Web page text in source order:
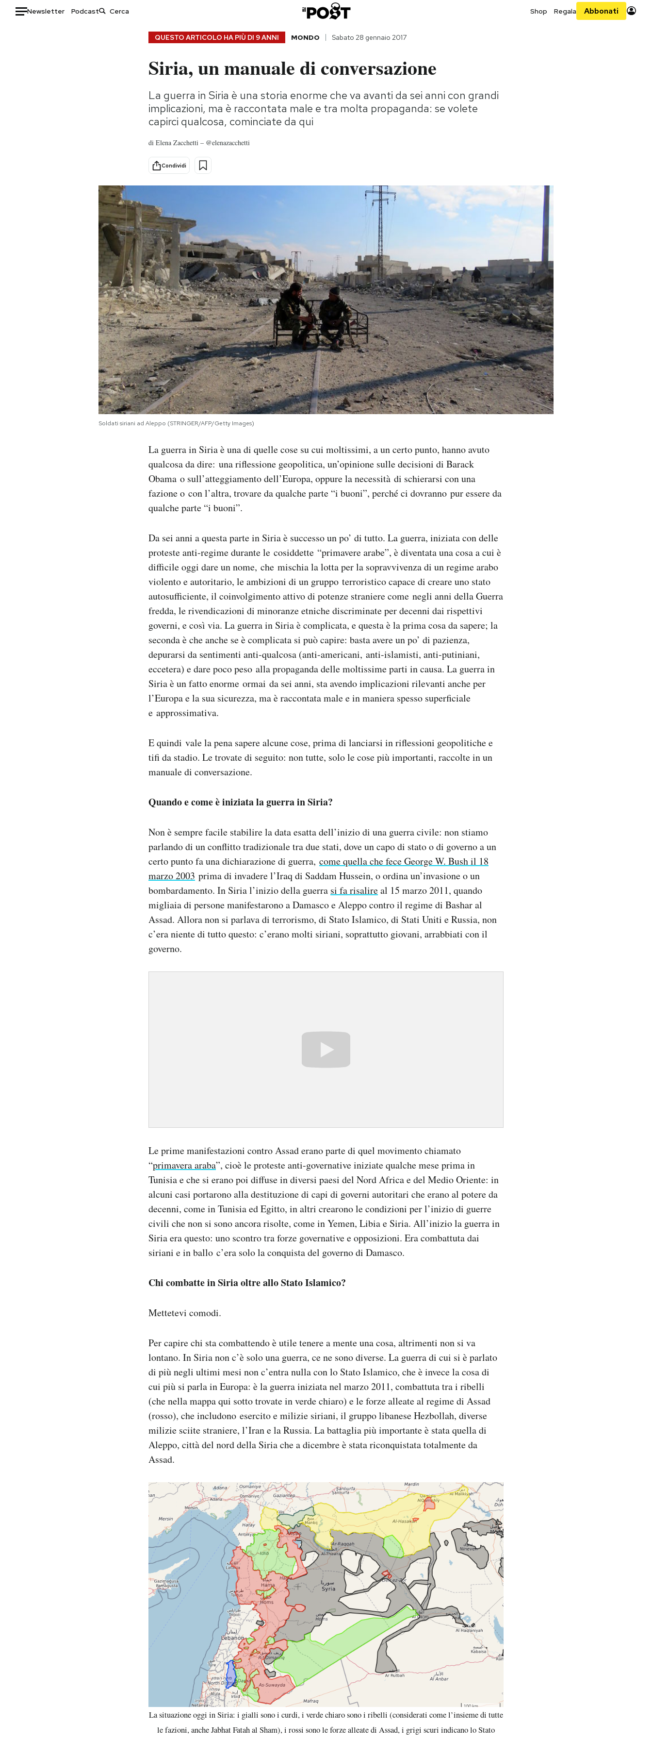
Newsletter Podcast Shop Regala Abbonati
Consumismi
Storie/Idee
Mondiali calcio 2026
AREA PERSONALE
QUESTO ARTICOLO HA PIÙ DI 9 ANNI MONDO Sabato 28 gennaio 2017
Siria, un manuale di conversazione
La guerra in Siria è una storia enorme che va avanti da sei anni con grandi
implicazioni, ma è raccontata male e tra molta propaganda: se volete
capirci qualcosa, cominciate da qui
di Elena Zacchetti – @elenazacchetti
Condividi
Soldati siriani ad Aleppo (STRINGER/AFP/Getty Images)
La guerra in Siria è una di quelle cose su cui moltissimi, a un certo punto, hanno avuto
qualcosa da dire: una riflessione geopolitica, un’opinione sulle decisioni di Barack
Obama o sull’atteggiamento dell’Europa, oppure la necessità di schierarsi con una
fazione o con l’altra, trovare da qualche parte “i buoni”, perché ci dovranno pur essere da
qualche parte “i buoni”.
Da sei anni a questa parte in Siria è successo un po’ di tutto. La guerra, iniziata con delle
proteste anti-regime durante le cosiddette “primavere arabe”, è diventata una cosa a cui è
difficile oggi dare un nome, che mischia la lotta per la sopravvivenza di un regime arabo
violento e autoritario, le ambizioni di un gruppo terroristico capace di creare uno stato
autosufficiente, il coinvolgimento attivo di potenze straniere come negli anni della Guerra
fredda, le rivendicazioni di minoranze etniche discriminate per decenni dai rispettivi
governi, e così via. La guerra in Siria è complicata, e questa è la prima cosa da sapere; la
seconda è che anche se è complicata si può capire: basta avere un po’ di pazienza,
depurarsi da sentimenti anti-qualcosa (anti-americani, anti-islamisti, anti-putiniani,
eccetera) e dare poco peso alla propaganda delle moltissime parti in causa. La guerra in
Siria è un fatto enorme ormai da sei anni, sta avendo implicazioni rilevanti anche per
l’Europa e la sua sicurezza, ma è raccontata male e in maniera spesso superficiale
e approssimativa.
E quindi vale la pena sapere alcune cose, prima di lanciarsi in riflessioni geopolitiche e
tifi da stadio. Le trovate di seguito: non tutte, solo le cose più importanti, raccolte in un
manuale di conversazione.
Quando e come è iniziata la guerra in Siria?
Non è sempre facile stabilire la data esatta dell’inizio di una guerra civile: non stiamo
parlando di un conflitto tradizionale tra due stati, dove un capo di stato o di governo a un
certo punto fa una dichiarazione di guerra, come quella che fece George W. Bush il 18
marzo 2003 prima di invadere l’Iraq di Saddam Hussein, o ordina un’invasione o un
bombardamento. In Siria l’inizio della guerra si fa risalireal 15 marzo 2011, quando
migliaia di persone manifestarono a Damasco e Aleppo contro il regime di Bashar al
Assad. Allora non si parlava di terrorismo, di Stato Islamico, di Stati Uniti e Russia, non
c’era niente di tutto questo: c’erano molti siriani, soprattutto giovani, arrabbiati con il
governo.
Le prime manifestazioni contro Assad erano parte di quel movimento chiamato
“primavera araba”, cioè le proteste anti-governative iniziate qualche mese prima in
Tunisia e che si erano poi diffuse in diversi paesi del Nord Africa e del Medio Oriente: in
alcuni casi portarono alla destituzione di capi di governi autoritari che erano al potere da
decenni, come in Tunisia ed Egitto, in altri crearono le condizioni per l’inizio di guerre
civili che non si sono ancora risolte, come in Yemen, Libia e Siria. All’inizio la guerra in
Siria era questo: uno scontro tra forze governative e opposizioni. Era combattuta dai
siriani e in ballo c’era solo la conquista del governo di Damasco.
Chi combatte in Siria oltre allo Stato Islamico?
Mettetevi comodi.
Per capire chi sta combattendo è utile tenere a mente una cosa, altrimenti non si va
lontano. In Siria non c’è solo una guerra, ce ne sono diverse. La guerra di cui si è parlato
di più negli ultimi mesi non c’entra nulla con lo Stato Islamico, che è invece la cosa di
cui più si parla in Europa: è la guerra iniziata nel marzo 2011, combattuta tra i ribelli
(che nella mappa qui sotto trovate in verde chiaro) e le forze alleate al regime di Assad
(rosso), che includono esercito e milizie siriani, il gruppo libanese Hezbollah, diverse
milizie sciite straniere, l’Iran e la Russia. La battaglia più importante è stata quella di
Aleppo, città del nord della Siria che a dicembre è stata riconquistata totalmente da
Assad.
La situazione oggi in Siria: i gialli sono i curdi, i verde chiaro sono i ribelli (considerati come l’insieme di tutte
le fazioni, anche Jabhat Fatah al Sham), i rossi sono le forze alleate di Assad, i grigi scuri indicano lo Stato